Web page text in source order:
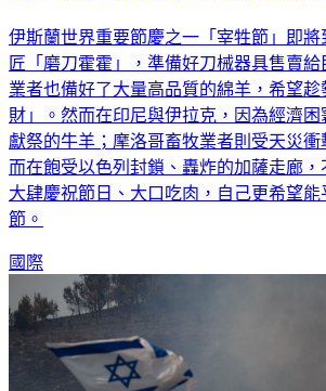
伊斯蘭世界重要節慶之一「宰牲節」即
匠「磨刀霍霍」，準備好刀械器具售賣
業者也備好了大量高品質的綿羊，希望趁
財」。然而在印尼與伊拉克，因為經濟
獻祭的牛羊；摩洛哥畜牧業者則受天災衝
而在飽受以色列封鎖、轟炸的加薩走廊
大肆慶祝節日、大口吃肉，自己更希望
節。
國際